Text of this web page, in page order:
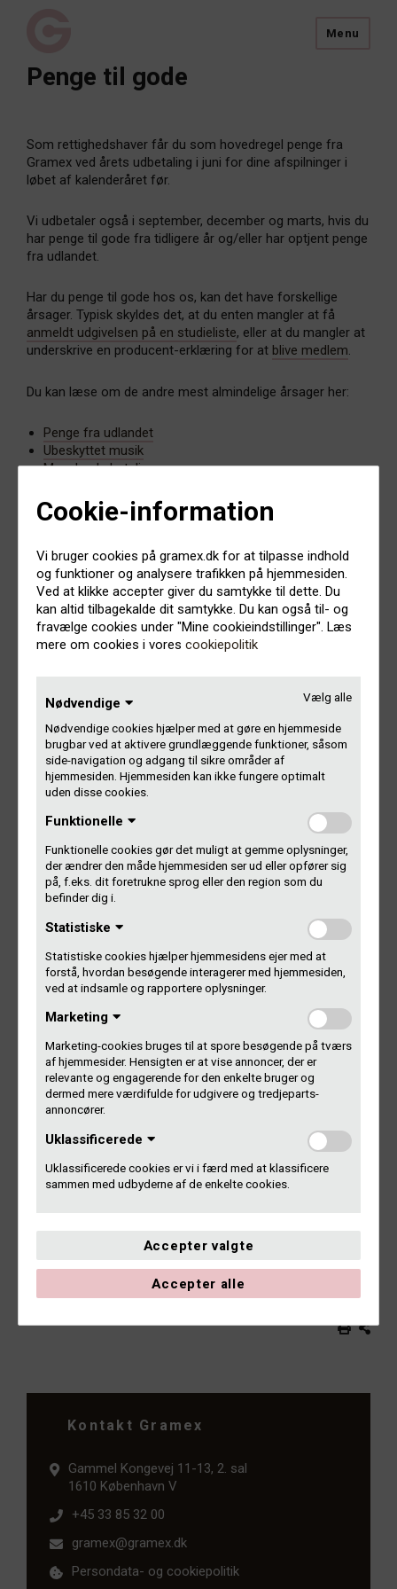
Menu
Cookie-information
Vi bruger cookies på gramex.dk for at tilpasse indhold
og funktioner og analysere trafikken på hjemmesiden.
Ved at klikke accepter giver du samtykke til dette. Du
kan altid tilbagekalde dit samtykke. Du kan også til- og
fravælge cookies under "Mine cookieindstillinger". Læs
mere om cookies i vores cookiepolitik
Vælg alle
Nødvendige
Nødvendige cookies hjælper med at gøre en hjemmeside
brugbar ved at aktivere grundlæggende funktioner, såsom
side-navigation og adgang til sikre områder af
hjemmesiden. Hjemmesiden kan ikke fungere optimalt
uden disse cookies.
Funktionelle
Funktionelle cookies gør det muligt at gemme oplysninger,
der ændrer den måde hjemmesiden ser ud eller opfører sig
på, f.eks. dit foretrukne sprog eller den region som du
befinder dig i.
Statistiske
Statistiske cookies hjælper hjemmesidens ejer med at
forstå, hvordan besøgende interagerer med hjemmesiden,
ved at indsamle og rapportere oplysninger.
Marketing
Marketing-cookies bruges til at spore besøgende på tværs
af hjemmesider. Hensigten er at vise annoncer, der er
relevante og engagerende for den enkelte bruger og
dermed mere værdifulde for udgivere og tredjeparts-
annoncører.
Uklassificerede
Uklassificerede cookies er vi i færd med at klassificere
sammen med udbyderne af de enkelte cookies.
Accepter valgte
Accepter alle
Penge til gode
Som rettighedshaver får du som hovedregel penge fra
Gramex ved årets udbetaling i juni for dine afspilninger i
løbet af kalenderåret før.
Vi udbetaler også i september, december og marts, hvis du
har penge til gode fra tidligere år og/eller har optjent penge
fra udlandet.
Har du penge til gode hos os, kan det have forskellige
årsager. Typisk skyldes det, at du enten mangler at få
anmeldt udgivelsen på en studieliste, eller at du mangler at
underskrive en producent-erklæring for at blive medlem.
Du kan læse om de andre mest almindelige årsager her:
Penge fra udlandet
Ubeskyttet musik
Manglende betaling
Gramex savner studielister på en hel masse tracks. De er
afspillet i radio/tv de seneste 3 år, men er ikke blevet
anmeldt til os på en studieliste. Derfor kan vi ikke registrere
rettighedshaverne eller udbetale pengene til hverken
Vi har samlet alle tracks uden rettighedshavere og gjort det
nemmere at søge og sortere, ligesom du kan vælge kun at
se de senest oprettede tracks:
Tjek listen over efterlyste studielister
Husk studielisten
Finder du et track på listen over efterlyste studielister, som
du har medvirket på og/eller selv har udgivet? Så gælder
det om at få anmeldt tracket til Gramex på en studieliste,
så vi kan få registreret alle rettighedshaverne, så I kan få
jeres penge.
tracket, der skal udfylde studielisten. Har du eller dit band
selv udgivet tracket, skal du selv udfylde studielisten.
Læs mere om studielister
Forældelse efter 3 år
Gramex kan udbetale penge, der er optjent igennem de
seneste tre år. Kender vi ikke rettighedshaverne til en
indspilning – typisk fordi vi ikke har modtaget en studieliste
– reserverer vi de optjente penge. Vederlag, der ikke er
udbetalt, forældes efter tre år beregnet fra udgangen af
optjeningsåret. Herefter går de tilbage i puljen af penge til
fordeling det efterfølgende år.
Kontakt Gramex
Gammel Kongevej 11-13, 2. sal
1610 København V
+45 33 85 32 00
gramex@gramex.dk
Persondata- og cookiepolitik